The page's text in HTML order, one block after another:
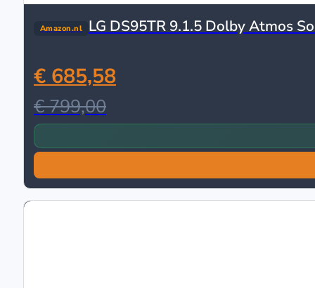
Amazon.nl LG DS95TR 9.1.5 Dolby Atmos
€ 685,58
€ 799,00